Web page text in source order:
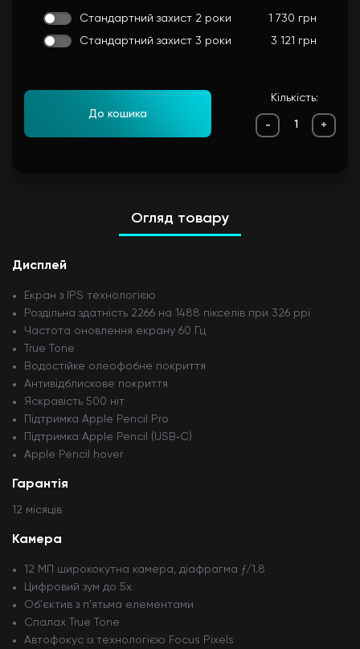
Стандартний захист 2 роки
1 730 грн
Стандартний захист 3 роки
3 121 грн
До кошика
Кількість:
- +
Огляд товару
Дисплей
Екран з IPS технологією
Роздільна здатність 2266 на 1488 пікселів при 326 ppi
Частота оновлення екрану 60 Гц
True Tone
Водостійке олеофобне покриття
Антивідблискове покриття
Яскравість 500 ніт
Підтримка Apple Pencil Pro
Підтримка Apple Pencil (USB‑C)
Apple Pencil hover
Гарантія
12 мiсяцiв
Камера
12 МП ширококутна камера, діафрагма ƒ/1.8
Цифровий зум до 5x
Об'єктив з п'ятьма елементами
Спалах True Tone
Автофокус із технологією Focus Pixels